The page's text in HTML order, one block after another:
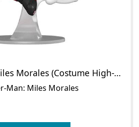
Figurine POP Miles Morales (Costume High-Tech)
Man: Miles Morales